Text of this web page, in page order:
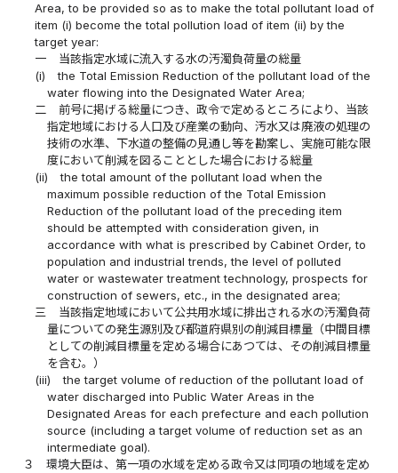
Area, to be provided so as to make the total pollutant load of
item (i) become the total pollution load of item (ii) by the
target year:
一
当該指定水域に流入する水の汚濁負荷量の総量
(i)
the Total Emission Reduction of the pollutant load of the
water flowing into the Designated Water Area;
二
前号に掲げる総量につき、政令で定めるところにより、当該
指定地域における人口及び産業の動向、汚水又は廃液の処理の
技術の水準、下水道の整備の見通し等を勘案し、実施可能な限
度において削減を図ることとした場合における総量
(ii)
the total amount of the pollutant load when the
maximum possible reduction of the Total Emission
Reduction of the pollutant load of the preceding item
should be attempted with consideration given, in
accordance with what is prescribed by Cabinet Order, to
population and industrial trends, the level of polluted
water or wastewater treatment technology, prospects for
construction of sewers, etc., in the designated area;
三
当該指定地域において公共用水域に排出される水の汚濁負荷
量についての発生源別及び都道府県別の削減目標量（中間目標
としての削減目標量を定める場合にあつては、その削減目標量
を含む。）
(iii)
the target volume of reduction of the pollutant load of
water discharged into Public Water Areas in the
Designated Areas for each prefecture and each pollution
source (including a target volume of reduction set as an
intermediate goal).
３
環境大臣は、第一項の水域を定める政令又は同項の地域を定め